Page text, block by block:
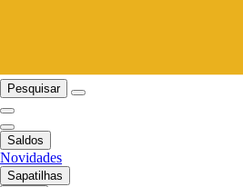
Pesquisar
Saldos
Novidades
Sapatilhas